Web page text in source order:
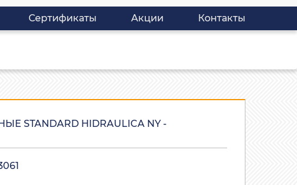
Сертификаты Акции Контакты
STANDARD HIDRAULICA NY -